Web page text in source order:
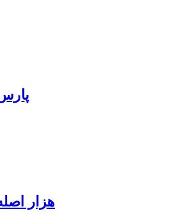
پارس آبادمغان
۹۰۰هزار